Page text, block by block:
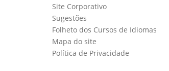
Site Corporativo
Sugestões
Folheto dos Cursos de Idiomas
Mapa do site
Política de Privacidade